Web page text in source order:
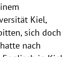
Kiel,
sich doch
nach